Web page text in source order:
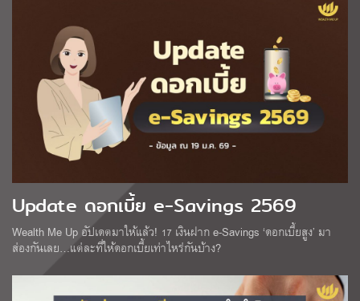
Update ดอกเบี้ย e-Savings 2569
Wealth Me Up อัปเดตมาให้แล้ว! 17 เงินฝาก e-Savings ‘ดอกเบี้ยสูง’ มา
ส่องกันเลย…แต่ละที่ให้ดอกเบี้ยเท่าไหร่กันบ้าง?